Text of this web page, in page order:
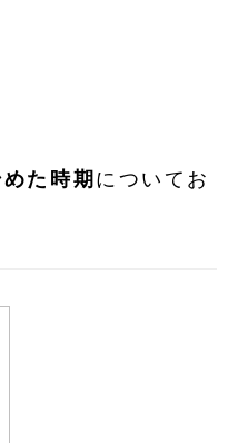
た時期 についてお